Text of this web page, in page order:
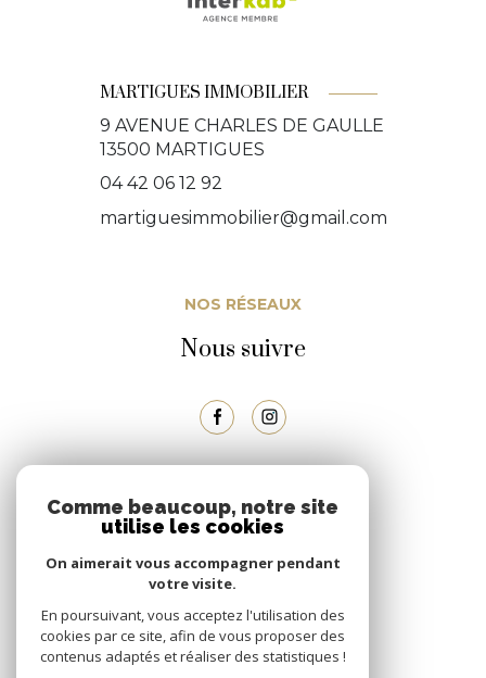
MARTIGUES IMMOBILIER
9 AVENUE CHARLES DE GAULLE
13500 MARTIGUES
04 42 06 12 92
martiguesimmobilier@gmail.com
NOS RÉSEAUX
Nous suivre
ADHÉRENTS
Nous adhérons
Comme beaucoup, notre site
utilise les cookies
On aimerait vous accompagner pendant
votre visite.
En poursuivant, vous acceptez l'utilisation des
cookies par ce site, afin de vous proposer des
contenus adaptés et réaliser des statistiques !